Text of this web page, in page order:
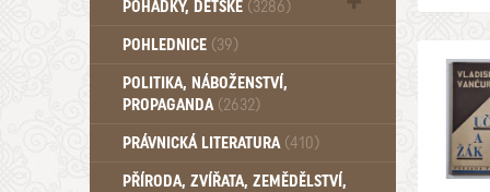
POHÁDKY, DĚTSKÉ (3286)
Pro děti a mládež (2882)
Pohádky, Dětské - Od roku 1949 (257)
POHLEDNICE (39)
POLITIKA, NÁBOŽENSTVÍ,
PROPAGANDA (2632)
PRÁVNICKÁ LITERATURA (410)
PŘÍRODA, ZVÍŘATA, ZEMĚDĚLSTVÍ,